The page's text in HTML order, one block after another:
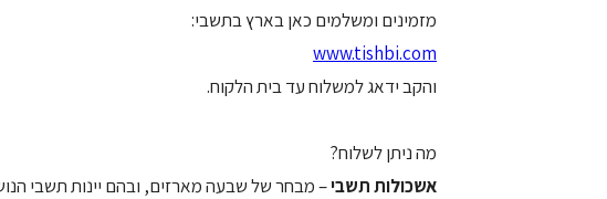
מזמינים ומשלמים כאן בארץ בתשבי:
www.tishbi.com
והקב ידאג למשלוח עד בית הלקוח.
מה ניתן לשלוח?
אשכולות תשבי– מבחר של שבעה מארזים, ובהם יינות תשבי